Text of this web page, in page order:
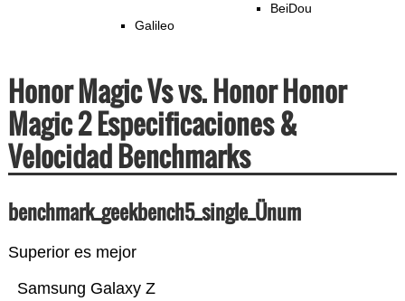
Galileo
BeiDou
Honor Magic Vs vs. Honor Honor
Magic 2 Especificaciones &
Velocidad Benchmarks
benchmark_geekbench5_single_Ünum
Superior es mejor
Samsung Galaxy Z